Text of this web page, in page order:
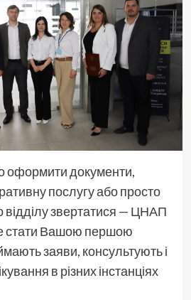
оформити документи,
послугу або просто
відділу звертатися — ЦНАП
стати Вашою першою
заяви, консультують і
в різних інстанціях